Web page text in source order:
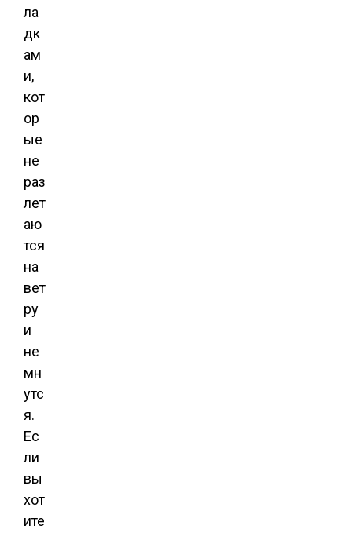
ла
дк
ам
и,
кот
ор
ые
не
раз
лет
аю
тся
на
вет
ру
и
не
мн
утс
я.
Ес
ли
вы
хот
ите